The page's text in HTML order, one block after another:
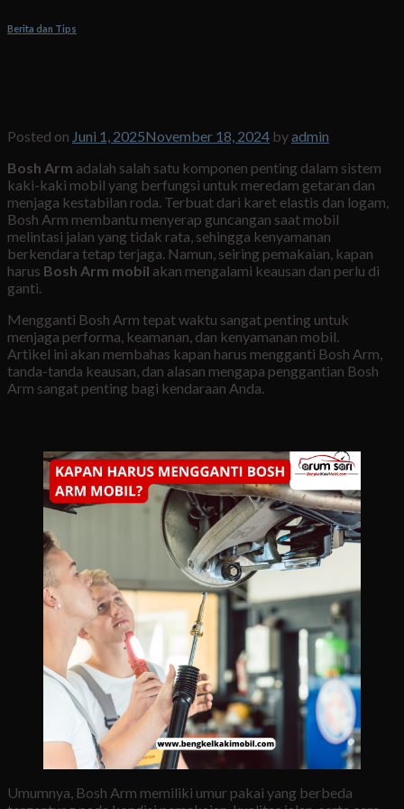
Berita dan Tips
Posted on Juni 1, 2025November 18, 2024 byadmin
Bosh Arm adalah salah satu komponen penting dalam sistem
kaki-kaki mobil yang berfungsi untuk meredam getaran dan
menjaga kestabilan roda. Terbuat dari karet elastis dan logam,
Bosh Arm membantu menyerap guncangan saat mobil
melintasi jalan yang tidak rata, sehingga kenyamanan
berkendara tetap terjaga. Namun, seiring pemakaian, kapan
harus Bosh Arm mobil akan mengalami keausan dan perlu di
ganti.
Mengganti Bosh Arm tepat waktu sangat penting untuk
menjaga performa, keamanan, dan kenyamanan mobil.
Artikel ini akan membahas kapan harus mengganti Bosh Arm,
tanda-tanda keausan, dan alasan mengapa penggantian Bosh
Arm sangat penting bagi kendaraan Anda.
Umumnya, Bosh Arm memiliki umur pakai yang berbeda